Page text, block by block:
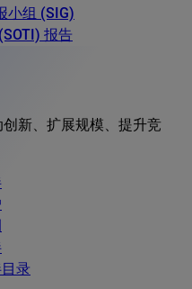
小组 (SIG)
报告
新、扩展规模、提升竞
录